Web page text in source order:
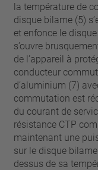
la température de
disque bilame (5)
et enfonce le
s’ouvre
de l’appareil à
conducteur
d’aluminium (7)
commutation est
du courant de
résistance CTP
maintenant une
sur le disque
dessus de sa